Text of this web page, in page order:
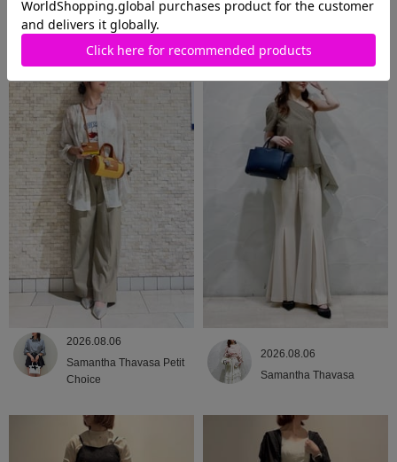
2026.08.06
Samantha Thavasa
Samantha Thavasa
2026.08.06
Samantha Thavasa Petit
Choice
2026.08.06
Samantha Thavasa